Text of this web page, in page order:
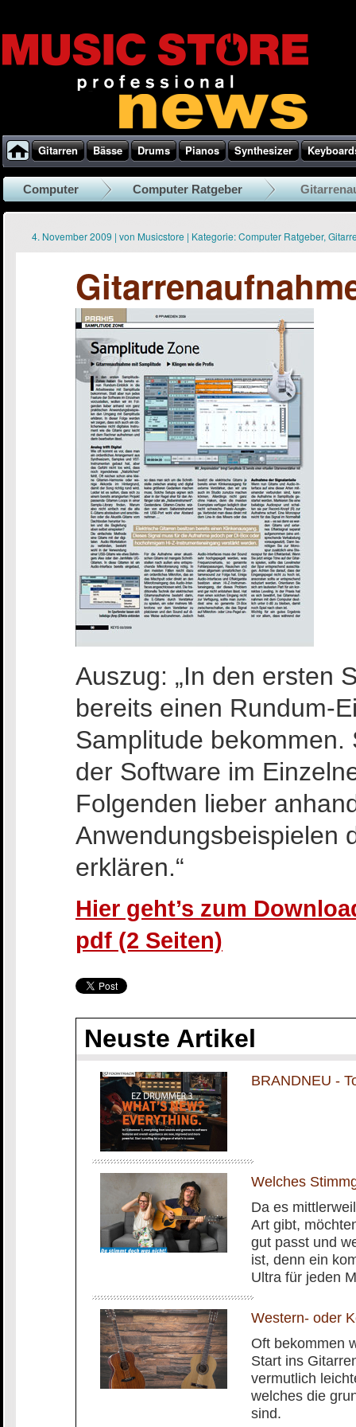
Gitarren Bässe Drums Pianos Synthesizer
Computer Computer Ratgeber
4. November 2009 | von Musicstore | Kategorie:Computer Ratgeber,
Auszug: „In den ersten
bereits einen Rundum-
Samplitude
der Software im
Folgenden lieber
Anwendungsbeispielen
erklären.“
Hier geht’s zum
pdf (2 Seiten)
Neuste Artikel
BRANDNEU -
Welches
Da es
Art gibt,
gut passt und
ist, denn ein
Ultra für jeden
Western- oder
Oft bekommen
Start ins
vermutlich
welches die
sind.